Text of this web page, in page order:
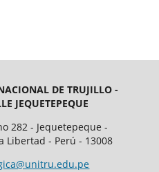
DE TRUJILLO -
JEQUETEPEQUE
282 - Jequetepeque -
Libertad - Perú - 13008